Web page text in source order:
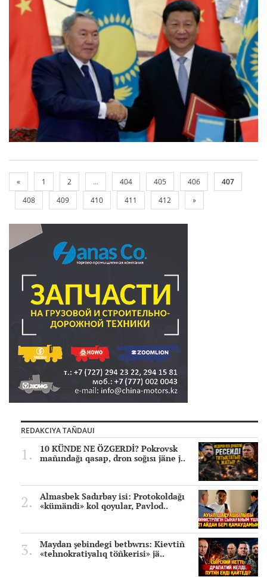
« 1 2 ... 404 405 406
407
408
409 410 411 412 »
REDAKCIYA TAÑDAUI
10 KÜNDE NE ÖZGERDİ? Pokrovsk
mañındağı qasap, dron soğısı jäne j..
Almasbek Sadırbay isi: Protokoldağı
«kümändi» kol qoyular, Pavlod..
Maydan şebindegi betbwrıs: Kievtiñ
«tehnokratiyalıq töñkerisi» jä..